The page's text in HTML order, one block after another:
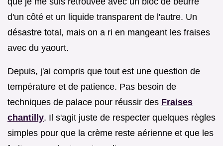
d'un côté et un liquide transparent de l'autre. Un
désastre total, mais on a ri en mangeant les fraises
avec du yaourt.
Depuis, j'ai compris que tout est une question de
température et de patience. Pas besoin de
techniques de palace pour réussir des Fraises
chantilly. Il s'agit juste de respecter quelques règles
simples pour que la crème reste aérienne et que les